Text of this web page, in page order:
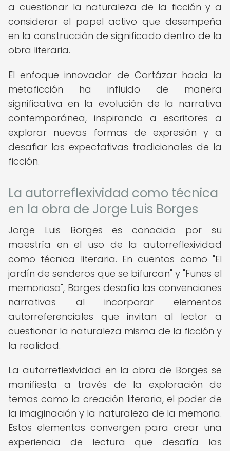
a cuestionar la naturaleza de la ficción y a
considerar el papel activo que desempeña
en la construcción de significado dentro de la
obra literaria.
El enfoque innovador de Cortázar hacia la
metaficción ha influido de manera
significativa en la evolución de la narrativa
contemporánea, inspirando a escritores a
explorar nuevas formas de expresión y a
desafiar las expectativas tradicionales de la
ficción.
La autorreflexividad como técnica
en la obra de Jorge Luis Borges
Jorge Luis Borges es conocido por su
maestría en el uso de la autorreflexividad
como técnica literaria. En cuentos como "El
jardín de senderos que se bifurcan" y "Funes el
memorioso", Borges desafía las convenciones
narrativas al incorporar elementos
autorreferenciales que invitan al lector a
cuestionar la naturaleza misma de la ficción y
la realidad.
La autorreflexividad en la obra de Borges se
manifiesta a través de la exploración de
temas como la creación literaria, el poder de
la imaginación y la naturaleza de la memoria.
Estos elementos convergen para crear una
experiencia de lectura que desafía las